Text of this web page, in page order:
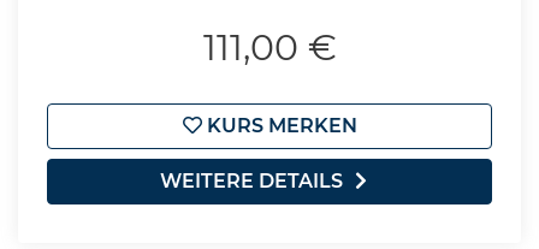
111,00 €
KURS MERKEN
WEITERE DETAILS